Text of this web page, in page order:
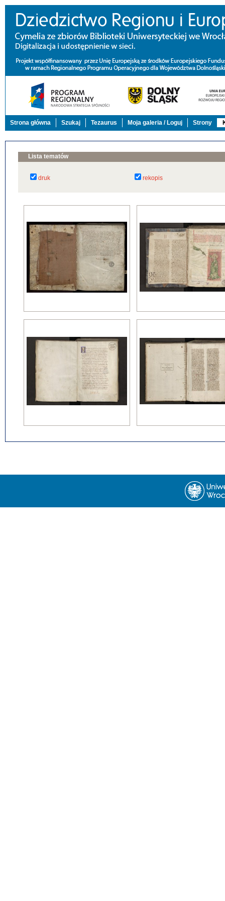
Strona główna Szukaj Tezaurus Moja galeria / Loguj Strony
Lista tematów
druk rekopis